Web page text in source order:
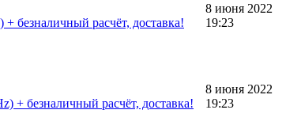
безналичный расчёт, доставка!
8 июня 2022
19:23
+ безналичный расчёт, доставка!
8 июня 2022
19:23